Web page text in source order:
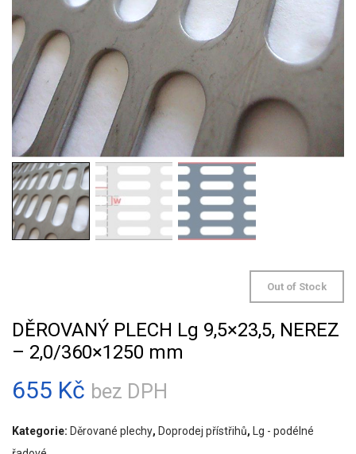
Out of Stock
DĚROVANÝ PLECH Lg 9,5×23,5, NEREZ
– 2,0/360×1250 mm
655 Kč bez DPH
Kategorie: Děrované plechy, Doprodej přístřihů, Lg - podélné